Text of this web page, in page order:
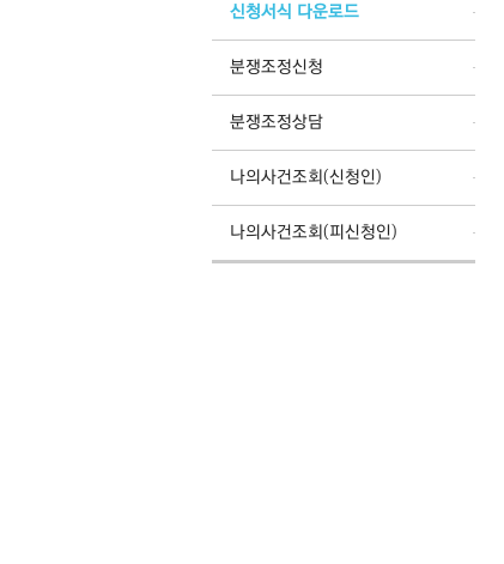
신청서식 다운로드
분쟁조정신청
분쟁조정상담
나의사건조회(신청인)
나의사건조회(피신청인)